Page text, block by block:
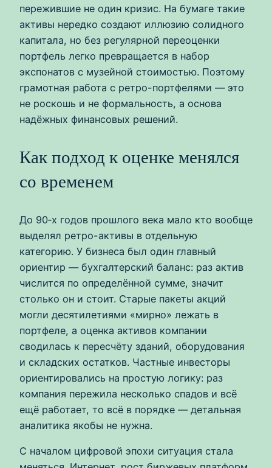
пережившие не один кризис. На бумаге такие
активы нередко создают иллюзию солидного
капитала, но без регулярной переоценки
портфель легко превращается в набор
экспонатов с музейной стоимостью. Поэтому
грамотная работа с ретро-портфелями — это
не роскошь и не формальность, а основа
надёжных финансовых решений.
Как подход к оценке менялся
со временем
До 90‑х годов прошлого века мало кто вообще
выделял ретро-активы в отдельную
категорию. У бизнеса был один главный
ориентир — бухгалтерский баланс: раз актив
числится по определённой сумме, значит
столько он и стоит. Старые пакеты акций
могли десятилетиями «мирно» лежать в
портфеле, а оценка активов компании
сводилась к пересчёту зданий, оборудования
и складских остатков. Частные инвесторы
ориентировались на простую логику: раз
компания пережила несколько спадов и всё
ещё работает, то всё в порядке — детальная
аналитика якобы не нужна.
С началом цифровой эпохи ситуация стала